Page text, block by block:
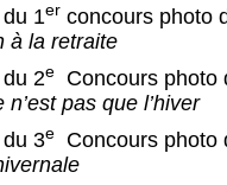
1er concours photo
à la retraite
2e Concours photo
n’est pas que l’hiver
3e
Concours photo